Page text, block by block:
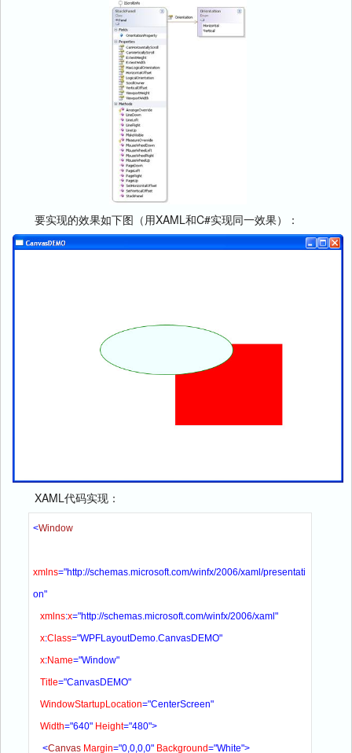
要实现的效果如下图（用XAML和C#实现同一效果）：
XAML代码实现：
<Window
xmlns="http://schemas.microsoft.com/winfx/2006/xaml/presentati
on"
xmlns:x="http://schemas.microsoft.com/winfx/2006/xaml"
x:Class="WPFLayoutDemo.CanvasDEMO"
x:Name="Window"
Title="CanvasDEMO"
WindowStartupLocation="CenterScreen"
Width="640" Height="480">
    <
Canvas Margin="0,0,0,0" Background="White">